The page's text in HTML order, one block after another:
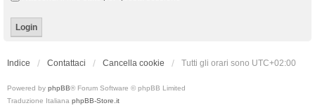
Indice Contattaci Cancella cookie Tutti gli orari sono UTC+02:00
Powered by phpBB® Forum Software © phpBB Limited
Traduzione Italiana phpBB-Store.it